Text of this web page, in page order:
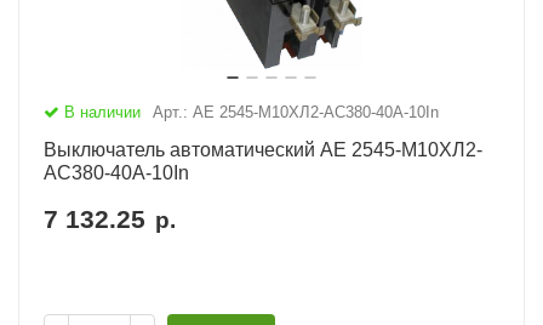
В наличии Арт.: АЕ 2545-М10ХЛ2-AC380-40А-10In
Выключатель автоматический АЕ 2545-М10ХЛ2-
AC380-40А-10In
7 132.25 р.